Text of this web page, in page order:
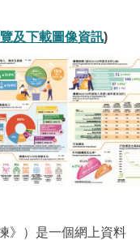
及下載圖像資訊)
》）是一個網上資料